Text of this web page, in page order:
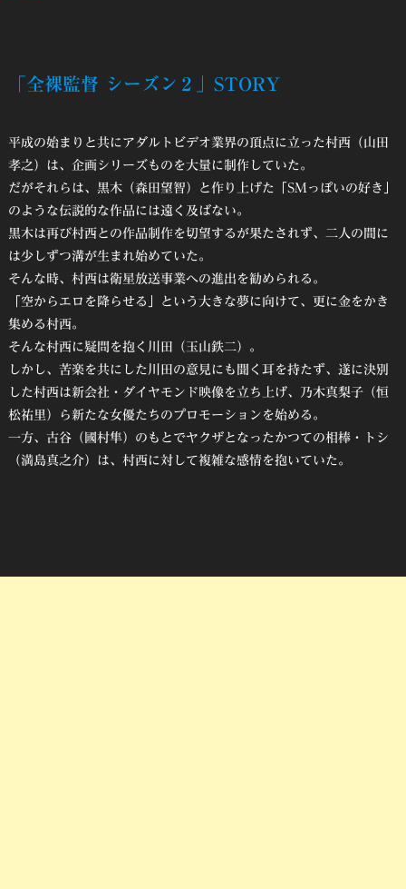
「全裸監督 シーズン２」STORY
平成の始まりと共にアダルトビデオ業界の頂点に立った村西（山田
孝之）は、企画シリーズものを大量に制作していた。
だがそれらは、黒木（森田望智）と作り上げた「SMっぽいの好き」
のような伝説的な作品には遠く及ばない。
黒木は再び村西との作品制作を切望するが果たされず、二人の間に
は少しずつ溝が生まれ始めていた。
そんな時、村西は衛星放送事業への進出を勧められる。
「空からエロを降らせる」という大きな夢に向けて、更に金をかき
集める村西。
そんな村西に疑問を抱く川田（玉山鉄二）。
しかし、苦楽を共にした川田の意見にも聞く耳を持たず、遂に決別
した村西は新会社・ダイヤモンド映像を立ち上げ、乃木真梨子（恒
松祐里）ら新たな女優たちのプロモーションを始める。
一方、古谷（國村隼）のもとでヤクザとなったかつての相棒・トシ
（満島真之介）は、村西に対して複雑な感情を抱いていた。